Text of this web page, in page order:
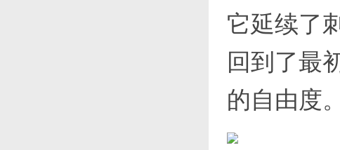
它延续了
回到了最
的自由度。